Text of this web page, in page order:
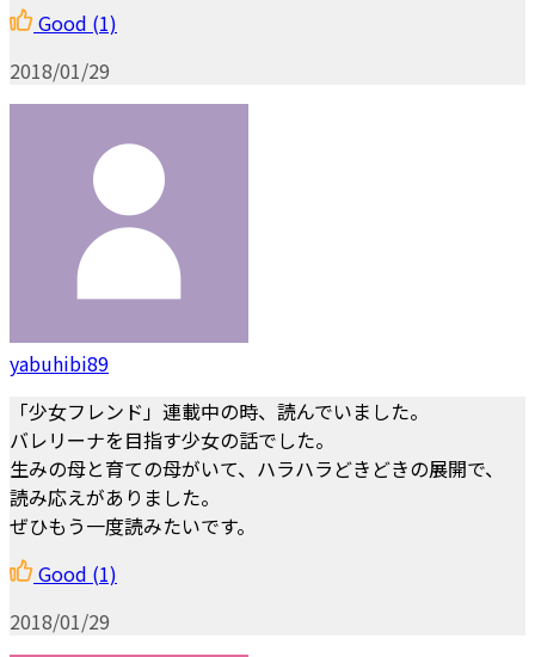
Good (1)
2018/01/29
yabuhibi89
「少女フレンド」連載中の時、読んでいました。
バレリーナを目指す少女の話でした。
生みの母と育ての母がいて、ハラハラどきどきの展開で、
読み応えがありました。
ぜひもう一度読みたいです。
Good (1)
2018/01/29